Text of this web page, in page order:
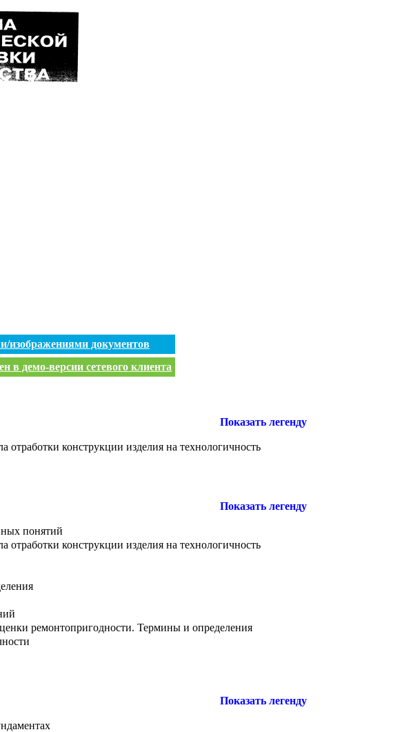
изображениями документов
в демо-версии сетевого клиента
Показать легенду
конструкции изделия на технологичность
Показать легенду
понятий
конструкции изделия на технологичность
ремонтопригодности. Термины и определения
Показать легенду